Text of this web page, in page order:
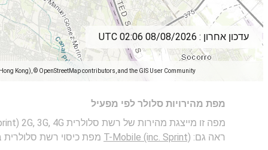
Kong), © OpenStreetMap contributors, and the GIS User Community
עדכון אחרון : 08/08/2026 02:06 UTC
מפת מהירויות סלולר לפי מפעיל
ראה גם: T-Mobile (inc. Sprint) מפת כיסוי רשת סלולרית